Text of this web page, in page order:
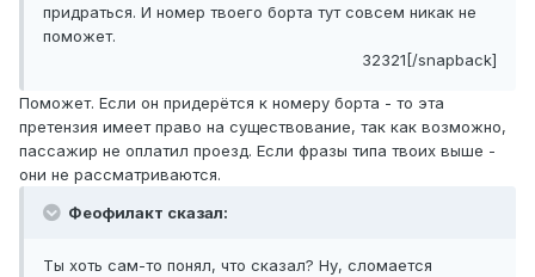
придраться. И номер твоего борта тут совсем никак не
поможет.
32321[/snapback]
Поможет. Если он придерётся к номеру борта - то эта
претензия имеет право на существование, так как возможно,
пассажир не оплатил проезд. Если фразы типа твоих выше -
они не рассматриваются.
Феофилакт сказал:
Ты хоть сам-то понял, что сказал? Ну, сломается